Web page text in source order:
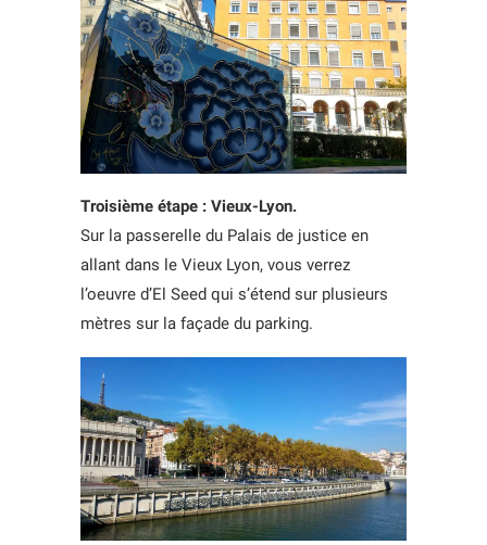
Troisième étape : Vieux-Lyon.
Sur la passerelle du Palais de justice en
allant dans le Vieux Lyon, vous verrez
l’oeuvre d’El Seed qui s’étend sur plusieurs
mètres sur la façade du parking.